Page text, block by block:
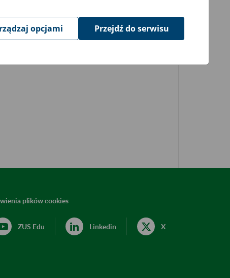
plików cookies
ZUS Edu Linkedin X
opcjami Przejdź do serwisu